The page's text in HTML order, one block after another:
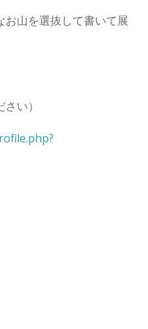
山を選抜して書いて展
い）